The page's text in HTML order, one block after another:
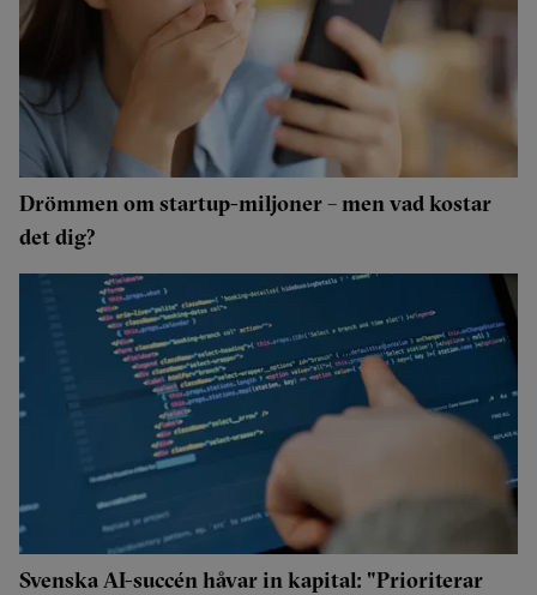
Drömmen om startup-miljoner – men vad kostar
det dig?
Svenska AI-succén håvar in kapital: "Prioriterar